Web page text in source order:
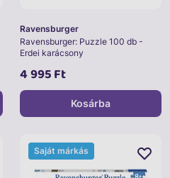
Ravensburger
Ravensburger: Puzzle 100 db -
Erdei karácsony
4 995 Ft
Kosárba
Saját márkás